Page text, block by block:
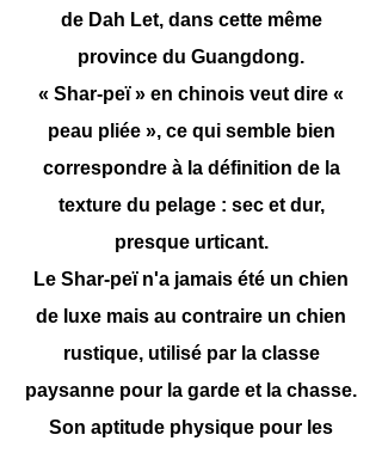
de Dah Let, dans cette même
province du Guangdong.
« Shar-peï » en chinois veut dire «
peau pliée », ce qui semble bien
correspondre à la définition de la
texture du pelage : sec et dur,
presque urticant.
Le Shar-peï n'a jamais été un chien
de luxe mais au contraire un chien
rustique, utilisé par la classe
paysanne pour la garde et la chasse.
Son aptitude physique pour les